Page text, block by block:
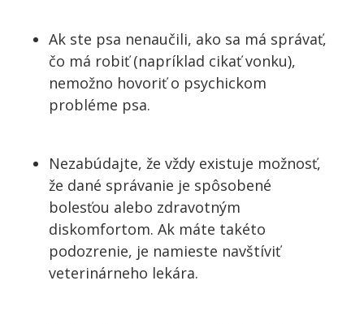
Ak ste psa nenaučili, ako sa má správať,
čo má robiť (napríklad cikať vonku),
nemožno hovoriť o psychickom
probléme psa.
Nezabúdajte, že vždy existuje možnosť,
že dané správanie je spôsobené
bolesťou alebo zdravotným
diskomfortom. Ak máte takéto
podozrenie, je namieste navštíviť
veterinárneho lekára.